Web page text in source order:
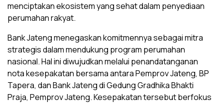
menciptakan ekosistem yang sehat dalam penyediaan
perumahan rakyat.
Bank Jateng menegaskan komitmennya sebagai mitra
strategis dalam mendukung program perumahan
nasional. Hal ini diwujudkan melalui penandatanganan
nota kesepakatan bersama antara Pemprov Jateng, BP
Tapera, dan Bank Jateng di Gedung Gradhika Bhakti
Praja, Pemprov Jateng. Kesepakatan tersebut berfokus